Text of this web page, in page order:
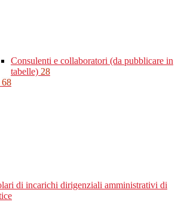
Consulenti e collaboratori (da pubblicare in
tabelle) 28
68
di incarichi dirigenziali amministrativi di